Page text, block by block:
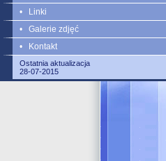
• Linki
• Galerie zdjęć
• Kontakt
Ostatnia aktualizacja
28-07-2015